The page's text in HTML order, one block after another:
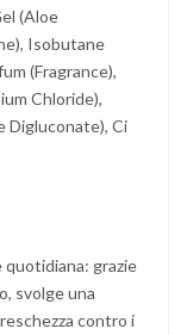
(Aloe
Isobutane
(Fragrance),
Chloride),
Digluconate), Ci
quotidiana: grazie
svolge una
contro i